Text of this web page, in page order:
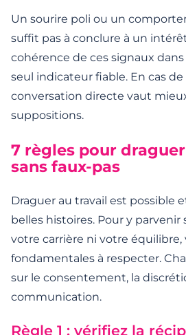
Un sourire poli ou un
suffit pas à conclure à un
cohérence de ces signaux
seul indicateur fiable. En cas
conversation directe vaut
suppositions.
7 règles pour
sans faux-pas
Draguer au travail est possible
belles histoires. Pour y
votre carrière ni votre équilibre,
fondamentales à respecter.
sur le consentement, la
communication.
Règle 1 : vérifiez la